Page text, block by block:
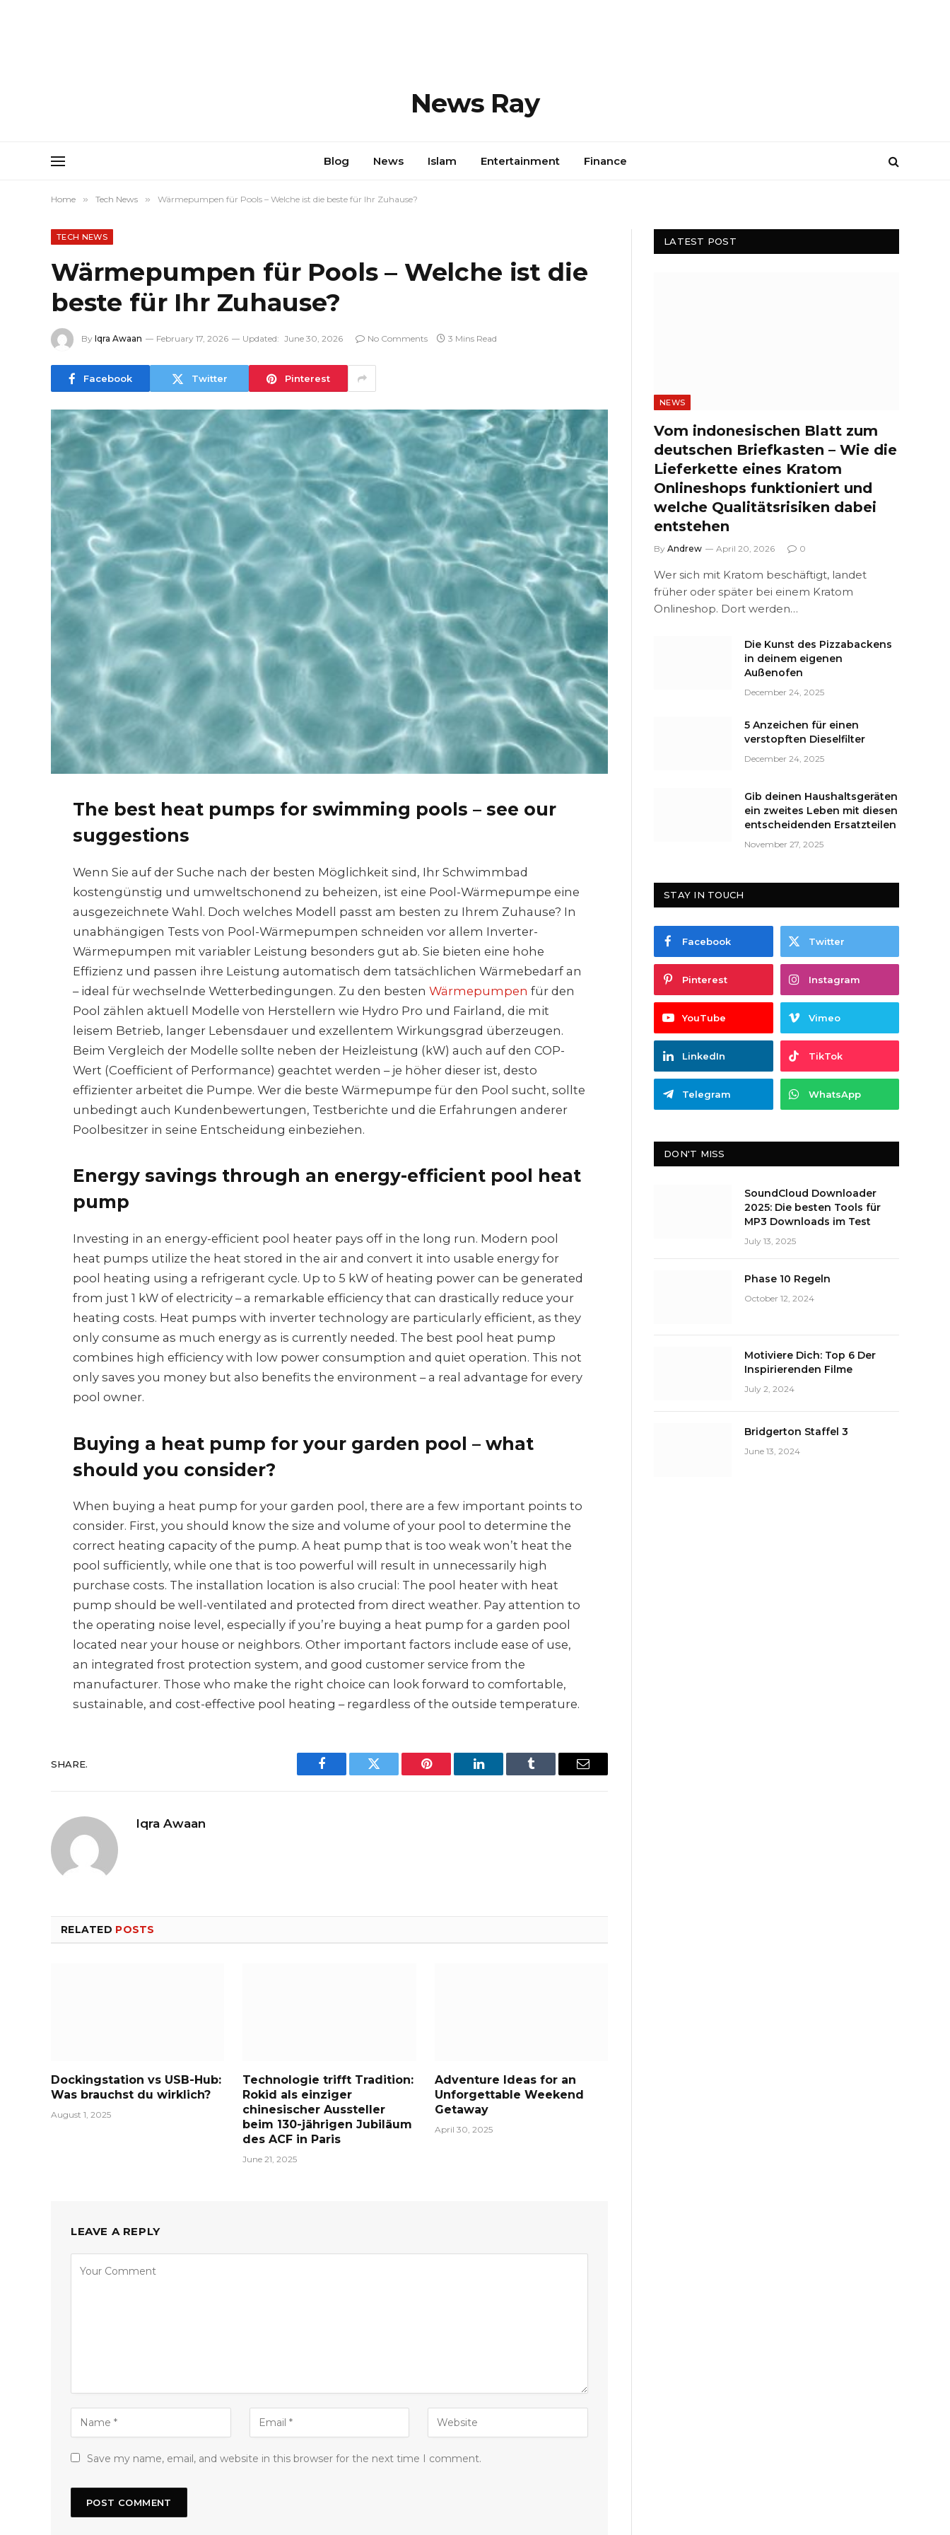
News Ray
Blog News Islam Entertainment Finance
Home » Tech News » Wärmepumpen für Pools – Welche ist die beste für Ihr Zuhause?
TECH NEWS
Wärmepumpen für Pools – Welche ist die
beste für Ihr Zuhause?
By Iqra Awaan February 17, 2026 Updated: June 30, 2026 No Comments 3 Mins Read
Facebook Twitter Pinterest
The best heat pumps for swimming pools – see our
suggestions
Wenn Sie auf der Suche nach der besten Möglichkeit sind, Ihr Schwimmbad
kostengünstig und umweltschonend zu beheizen, ist eine Pool-Wärmepumpe eine
ausgezeichnete Wahl. Doch welches Modell passt am besten zu Ihrem Zuhause? In
unabhängigen Tests von Pool-Wärmepumpen schneiden vor allem Inverter-
Wärmepumpen mit variabler Leistung besonders gut ab. Sie bieten eine hohe
Effizienz und passen ihre Leistung automatisch dem tatsächlichen Wärmebedarf an
– ideal für wechselnde Wetterbedingungen. Zu den besten Wärmepumpen für den
Pool zählen aktuell Modelle von Herstellern wie Hydro Pro und Fairland, die mit
leisem Betrieb, langer Lebensdauer und exzellentem Wirkungsgrad überzeugen.
Beim Vergleich der Modelle sollte neben der Heizleistung (kW) auch auf den COP-
Wert (Coefficient of Performance) geachtet werden – je höher dieser ist, desto
effizienter arbeitet die Pumpe. Wer die beste Wärmepumpe für den Pool sucht, sollte
unbedingt auch Kundenbewertungen, Testberichte und die Erfahrungen anderer
Poolbesitzer in seine Entscheidung einbeziehen.
Energy savings through an energy-efficient pool heat
pump
Investing in an energy-efficient pool heater pays off in the long run. Modern pool
heat pumps utilize the heat stored in the air and convert it into usable energy for
pool heating using a refrigerant cycle. Up to 5 kW of heating power can be generated
from just 1 kW of electricity – a remarkable efficiency that can drastically reduce your
heating costs. Heat pumps with inverter technology are particularly efficient, as they
only consume as much energy as is currently needed. The best pool heat pump
combines high efficiency with low power consumption and quiet operation. This not
only saves you money but also benefits the environment – ​​a real advantage for every
pool owner.
Buying a heat pump for your garden pool – what
should you consider?
When buying a heat pump for your garden pool, there are a few important points to
consider. First, you should know the size and volume of your pool to determine the
correct heating capacity of the pump. A heat pump that is too weak won’t heat the
pool sufficiently, while one that is too powerful will result in unnecessarily high
purchase costs. The installation location is also crucial: The pool heater with heat
pump should be well-ventilated and protected from direct weather. Pay attention to
the operating noise level, especially if you’re buying a heat pump for a garden pool
located near your house or neighbors. Other important factors include ease of use,
an integrated frost protection system, and good customer service from the
manufacturer. Those who make the right choice can look forward to comfortable,
sustainable, and cost-effective pool heating – regardless of the outside temperature.
SHARE.
Facebook Twitter Pinterest LinkedIn Tumblr Email
Iqra Awaan
RELATED POSTS
Dockingstation vs USB-Hub:
Was brauchst du wirklich?
August 1, 2025
Technologie trifft Tradition:
Rokid als einziger
chinesischer Aussteller
beim 130-jährigen Jubiläum
des ACF in Paris
June 21, 2025
Adventure Ideas for an
Unforgettable Weekend
Getaway
April 30, 2025
LEAVE A REPLY
Save my name, email, and website in this browser for the next time I comment.
LATEST POST
NEWS
Vom indonesischen Blatt zum
deutschen Briefkasten – Wie die
Lieferkette eines Kratom
Onlineshops funktioniert und
welche Qualitätsrisiken dabei
entstehen
By Andrew April 20, 2026 0
Wer sich mit Kratom beschäftigt, landet
früher oder später bei einem Kratom
Onlineshop. Dort werden…
Die Kunst des Pizzabackens
in deinem eigenen
Außenofen
December 24, 2025
5 Anzeichen für einen
verstopften Dieselfilter
December 24, 2025
Gib deinen Haushaltsgeräten
ein zweites Leben mit diesen
entscheidenden Ersatzteilen
November 27, 2025
STAY IN TOUCH
Facebook Twitter
Pinterest Instagram
YouTube Vimeo
LinkedIn TikTok
Telegram WhatsApp
DON'T MISS
SoundCloud Downloader
2025: Die besten Tools für
MP3 Downloads im Test
July 13, 2025
Phase 10 Regeln
October 12, 2024
Motiviere Dich: Top 6 Der
Inspirierenden Filme
July 2, 2024
Bridgerton Staffel 3
June 13, 2024